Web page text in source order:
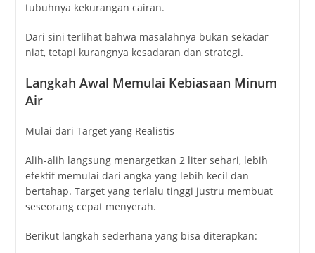
tubuhnya kekurangan cairan.
Dari sini terlihat bahwa masalahnya bukan sekadar
niat, tetapi kurangnya kesadaran dan strategi.
Langkah Awal Memulai Kebiasaan Minum
Air
Mulai dari Target yang Realistis
Alih-alih langsung menargetkan 2 liter sehari, lebih
efektif memulai dari angka yang lebih kecil dan
bertahap. Target yang terlalu tinggi justru membuat
seseorang cepat menyerah.
Berikut langkah sederhana yang bisa diterapkan: